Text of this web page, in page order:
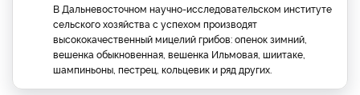
В Дальневосточном научно-исследовательском институте
сельского хозяйства с успехом производят
высококачественный мицелий грибов: опенок зимний,
вешенка обыкновенная, вешенка Ильмовая, шиитаке,
шампиньоны, пестрец, кольцевик и ряд других.